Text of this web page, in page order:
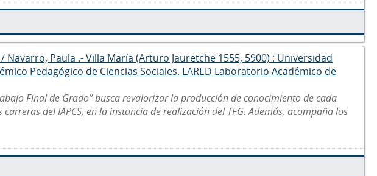
Navarro, Paula .- Villa María (Arturo Jauretche 1555, 5900) : Universidad
Pedagógico de Ciencias Sociales. LARED Laboratorio Académico de
Final de Grado” busca revalorizar la producción de conocimiento de cada
del IAPCS, en la instancia de realización del TFG. Además, acompaña los